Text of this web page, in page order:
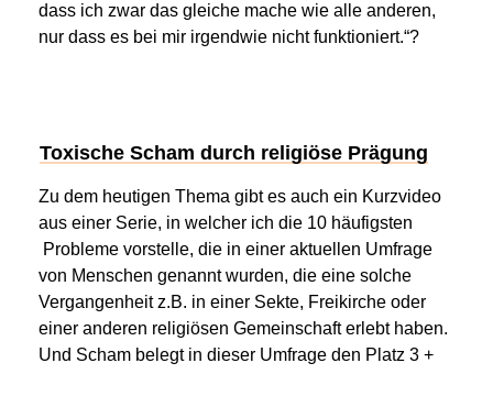
dass ich zwar das gleiche mache wie alle anderen,
nur dass es bei mir irgendwie nicht funktioniert.“?
Toxische Scham durch religiöse Prägung
Zu dem heutigen Thema gibt es auch ein Kurzvideo
aus einer Serie, in welcher ich die 10 häufigsten
Probleme vorstelle, die in einer aktuellen Umfrage
von Menschen genannt wurden, die eine solche
Vergangenheit z.B. in einer Sekte, Freikirche oder
einer anderen religiösen Gemeinschaft erlebt haben.
Und Scham belegt in dieser Umfrage den Platz 3 +